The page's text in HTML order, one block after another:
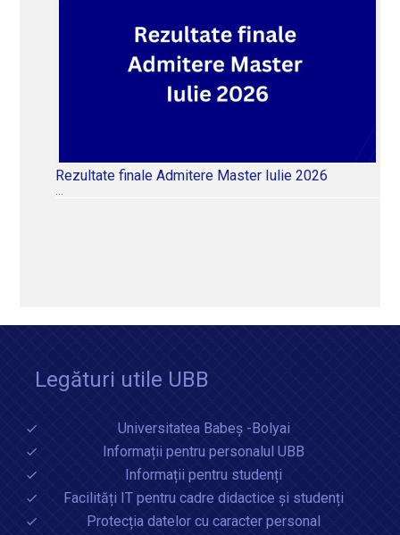
Rezultate finale Admitere Master Iulie 2026
…
Legături utile UBB
Universitatea Babeș -Bolyai
Informații pentru personalul UBB
Informații pentru studenți
Facilități IT pentru cadre didactice și studenți
Protecția datelor cu caracter personal